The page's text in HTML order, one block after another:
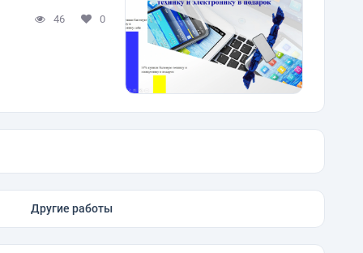
46 0
Другие работы